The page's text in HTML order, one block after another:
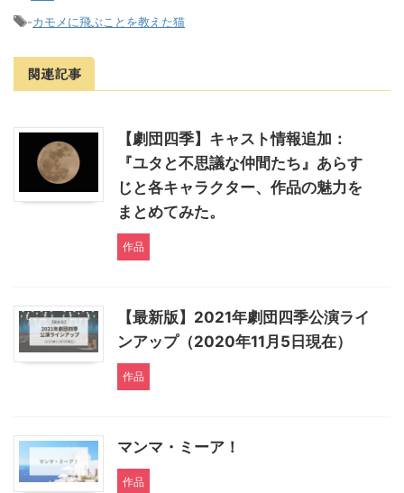
-カモメに飛ぶことを教えた猫
関連記事
【劇団四季】キャスト情報追加：
『ユタと不思議な仲間たち』あらす
じと各キャラクター、作品の魅力を
まとめてみた。
作品
【最新版】2021年劇団四季公演ライ
ンアップ（2020年11月5日現在）
作品
マンマ・ミーア！
作品